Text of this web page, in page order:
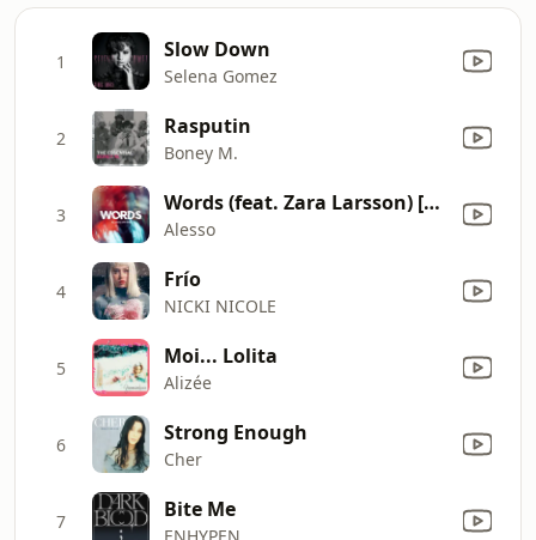
1 Slow Down
Selena Gomez
2 Rasputin
Boney M.
3 Words (feat. Zara Larsson) [Alesso VIP Mix]
Alesso
4 Frío
NICKI NICOLE
5 Moi... Lolita
Alizée
6 Strong Enough
Cher
7 Bite Me
ENHYPEN